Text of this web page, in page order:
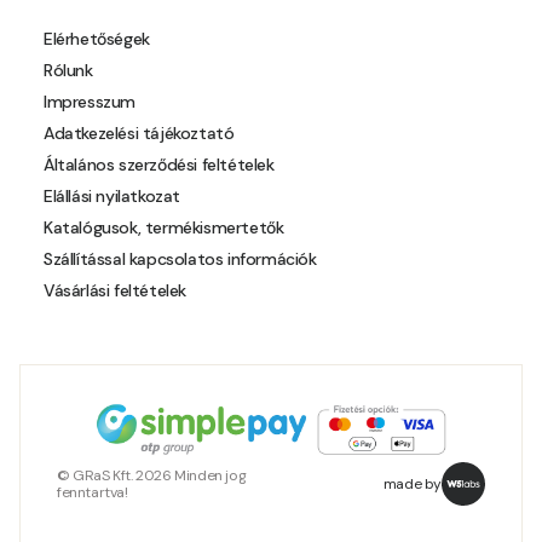
Elérhetőségek
Rólunk
Impresszum
Adatkezelési tájékoztató
Általános szerződési feltételek
Elállási nyilatkozat
Katalógusok, termékismertetők
Szállítással kapcsolatos információk
Vásárlási feltételek
© GRaS Kft. 2026 Minden jog
fenntartva!
made by